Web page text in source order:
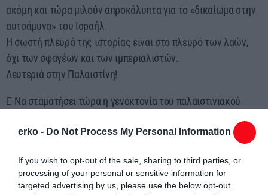
erko - Do Not Process My Personal Information
If you wish to opt-out of the sale, sharing to third parties, or
processing of your personal or sensitive information for
targeted advertising by us, please use the below opt-out
ακόμη και τώρα μιλούν απροκάλυπτα για το «δικαίωμα στην
αυτοάμυνα» του Ισραήλ.
Η σωστή πλευρά της ιστορίας είναι στο πλευρό των λαών,
όχι των σφαγέων και των ιμπεριαλιστών.
Λευτεριά στην Παλαιστίνη!
 Να σταματήσει τώρα η γενοκτονία του παλαιστινιακού
καταδικαστούν ρητά και απερίφραστα τα εγκλήματα του
λαών της Μ.Ανατολής.
 Να ανοίξουν όλες οι ανθρωπιστικές δίοδοι για την